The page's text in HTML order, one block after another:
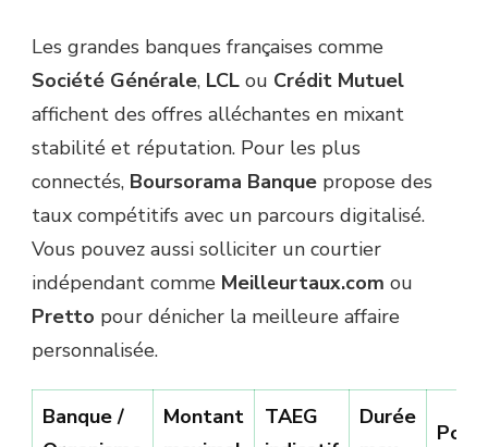
Les grandes banques françaises comme
Société Générale, LCL ou Crédit Mutuel
affichent des offres alléchantes en mixant
stabilité et réputation. Pour les plus
connectés, Boursorama Banque propose des
taux compétitifs avec un parcours digitalisé.
Vous pouvez aussi solliciter un courtier
indépendant comme Meilleurtaux.com ou
Pretto pour dénicher la meilleure affaire
personnalisée.
Banque /
Montant
TAEG
Durée